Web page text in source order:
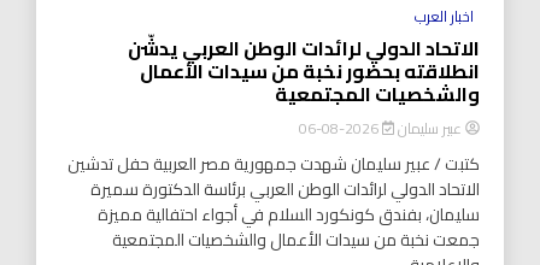
اخبار العرب
الاتحاد الدولي لرائدات الوطن العربي يدشّن
انطلاقته بحضور نخبة من سيدات الأعمال
والشخصيات المجتمعية
عبير سليمان 2026-08-06
كتبت / عبير سليمان شهدت جمهورية مصر العربية حفل تدشين
الاتحاد الدولي لرائدات الوطن العربي برئاسة الدكتورة سميرة
سليمان، بفندق كونكورد السلام في أجواء احتفالية مميزة
جمعت نخبة من سيدات الأعمال والشخصيات المجتمعية